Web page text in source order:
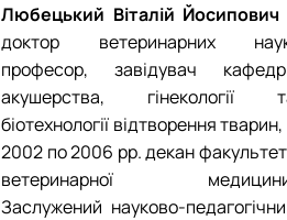
Любецький Віталій Йосипович
доктор ветеринарних
професор, завідувач
акушерства, гінекології
біотехнології відтворення тварин,
2002 по 2006 рр. декан
ветеринарної
Заслужений науково-